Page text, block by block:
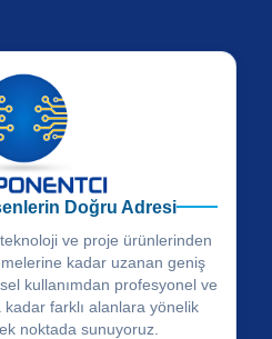
Doğru Adresi
ve proje ürünlerinden
kadar uzanan geniş
kullanımdan profesyonel ve
farklı alanlara yönelik
noktada sunuyoruz.